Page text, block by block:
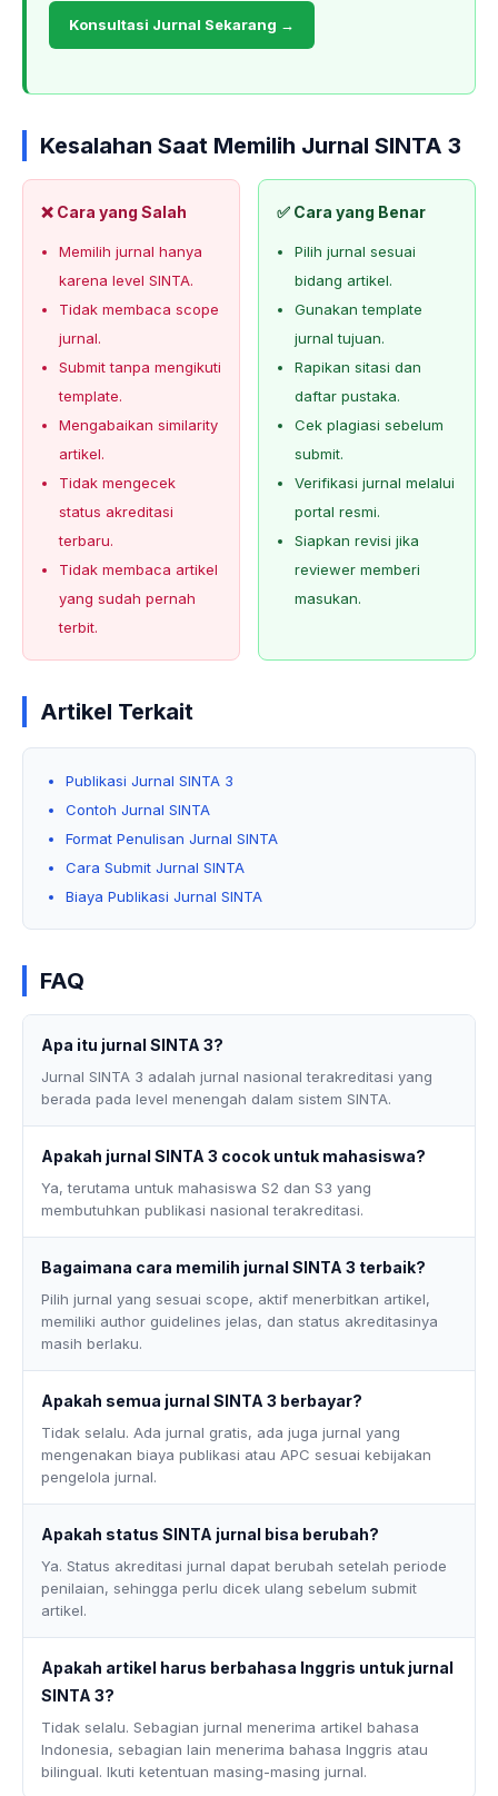
Konsultasi Jurnal Sekarang →
Kesalahan Saat Memilih Jurnal SINTA 3
❌ Cara yang Salah
Memilih jurnal hanya
karena level SINTA.
Tidak membaca scope
jurnal.
Submit tanpa mengikuti
template.
Mengabaikan similarity
artikel.
Tidak mengecek
status akreditasi
terbaru.
Tidak membaca artikel
yang sudah pernah
terbit.
✅ Cara yang Benar
Pilih jurnal sesuai
bidang artikel.
Gunakan template
jurnal tujuan.
Rapikan sitasi dan
daftar pustaka.
Cek plagiasi sebelum
submit.
Verifikasi jurnal melalui
portal resmi.
Siapkan revisi jika
reviewer memberi
masukan.
Artikel Terkait
Publikasi Jurnal SINTA 3
Contoh Jurnal SINTA
Format Penulisan Jurnal SINTA
Cara Submit Jurnal SINTA
Biaya Publikasi Jurnal SINTA
FAQ
Apa itu jurnal SINTA 3?
Jurnal SINTA 3 adalah jurnal nasional terakreditasi yang
berada pada level menengah dalam sistem SINTA.
Apakah jurnal SINTA 3 cocok untuk mahasiswa?
Ya, terutama untuk mahasiswa S2 dan S3 yang
membutuhkan publikasi nasional terakreditasi.
Bagaimana cara memilih jurnal SINTA 3 terbaik?
Pilih jurnal yang sesuai scope, aktif menerbitkan artikel,
memiliki author guidelines jelas, dan status akreditasinya
masih berlaku.
Apakah semua jurnal SINTA 3 berbayar?
Tidak selalu. Ada jurnal gratis, ada juga jurnal yang
mengenakan biaya publikasi atau APC sesuai kebijakan
pengelola jurnal.
Apakah status SINTA jurnal bisa berubah?
Ya. Status akreditasi jurnal dapat berubah setelah periode
penilaian, sehingga perlu dicek ulang sebelum submit
artikel.
Apakah artikel harus berbahasa Inggris untuk jurnal
SINTA 3?
Tidak selalu. Sebagian jurnal menerima artikel bahasa
Indonesia, sebagian lain menerima bahasa Inggris atau
bilingual. Ikuti ketentuan masing-masing jurnal.